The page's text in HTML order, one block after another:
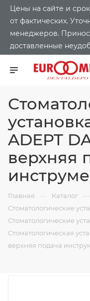
Цены на сайте и
от фактических.
менеджеров.
доставленные
ADEPT
верхняя
Главная — Каталог —
Стоматологические
Стоматологические
Стоматологическая
верхняя подача